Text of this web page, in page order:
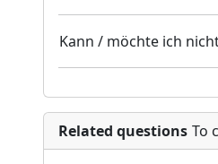
Kann / möchte ich
Related questions To